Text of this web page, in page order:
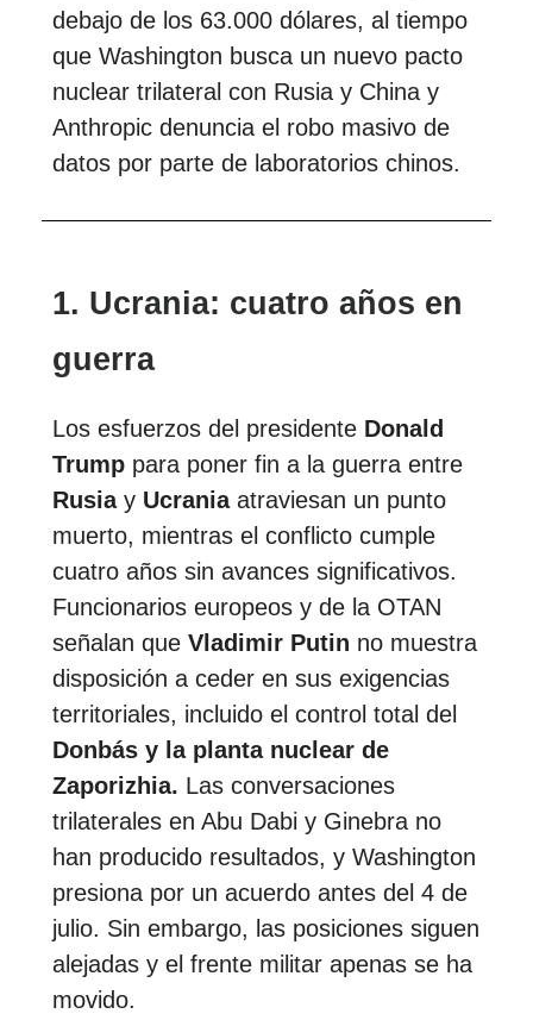
debajo de los 63.000 dólares, al tiempo
que Washington busca un nuevo pacto
nuclear trilateral con Rusia y China y
Anthropic denuncia el robo masivo de
datos por parte de laboratorios chinos.
1. Ucrania: cuatro años en
guerra
Los esfuerzos del presidente Donald
Trump para poner fin a la guerra entre
Rusiay Ucraniaatraviesan un punto
muerto, mientras el conflicto cumple
cuatro años sin avances significativos.
Funcionarios europeos y de la OTAN
señalan que Vladimir Putin no muestra
disposición a ceder en sus exigencias
territoriales, incluido el control total del
Donbás y la planta nuclear de
Zaporizhia. Las conversaciones
trilaterales en Abu Dabi y Ginebra no
han producido resultados, y Washington
presiona por un acuerdo antes del 4 de
julio. Sin embargo, las posiciones siguen
alejadas y el frente militar apenas se ha
movido.